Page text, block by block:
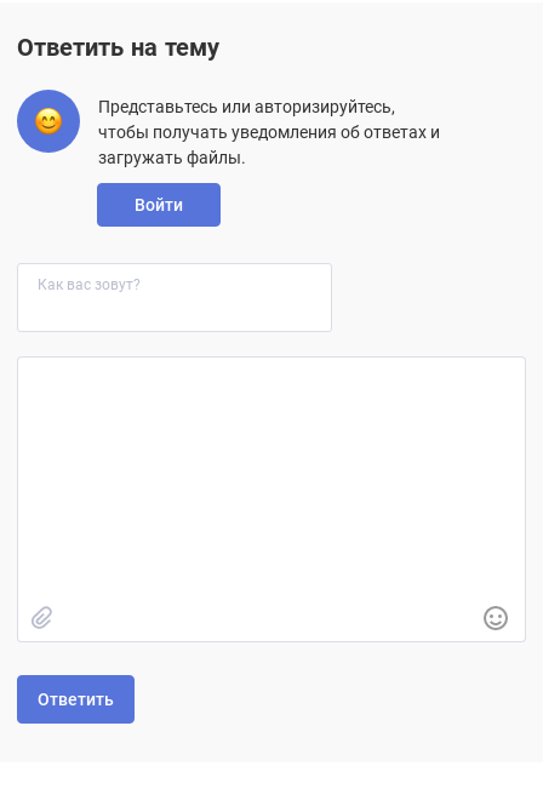
Ответить на тему
Представьтесь или авторизируйтесь,
чтобы получать уведомления об ответах и
загружать файлы.
Войти
Как вас зовут?